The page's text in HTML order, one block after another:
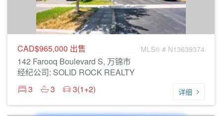
CAD$965,000 出售 MLS® # N13639374
142 Farooq Boulevard S, 万锦市
经纪公司: SOLID ROCK REALTY
3
3 3(1+2) 详细